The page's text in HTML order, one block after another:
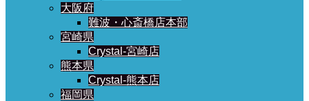
大阪府
難波・心斎橋店本部
宮崎県
Crystal-宮崎店
熊本県
Crystal-熊本店
福岡県